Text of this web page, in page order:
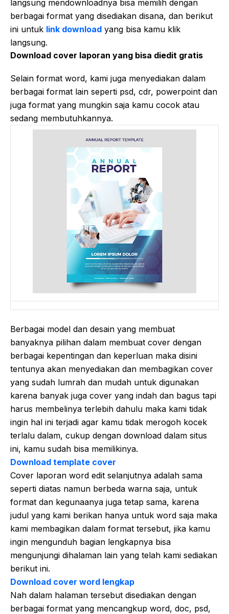
langsung mendownloadnya bisa memilih dengan
berbagai format yang disediakan disana, dan berikut
ini untuk link download yang bisa kamu klik
langsung.
Download cover laporan yang bisa diedit gratis
Selain format word, kami juga menyediakan dalam
berbagai format lain seperti psd, cdr, powerpoint dan
juga format yang mungkin saja kamu cocok atau
sedang membutuhkannya.
Berbagai model dan desain yang membuat
banyaknya pilihan dalam membuat cover dengan
berbagai kepentingan dan keperluan maka disini
tentunya akan menyediakan dan membagikan cover
yang sudah lumrah dan mudah untuk digunakan
karena banyak juga cover yang indah dan bagus tapi
harus membelinya terlebih dahulu maka kami tidak
ingin hal ini terjadi agar kamu tidak merogoh kocek
terlalu dalam, cukup dengan download dalam situs
ini, kamu sudah bisa memilikinya.
Download template cover
Cover laporan word edit selanjutnya adalah sama
seperti diatas namun berbeda warna saja, untuk
format dan kegunaanya juga tetap sama, karena
judul yang kami berikan hanya untuk word saja maka
kami membagikan dalam format tersebut, jika kamu
ingin mengunduh bagian lengkapnya bisa
mengunjungi dihalaman lain yang telah kami sediakan
berikut ini.
Download cover word lengkap
Nah dalam halaman tersebut disediakan dengan
berbagai format yang mencangkup word, doc, psd,